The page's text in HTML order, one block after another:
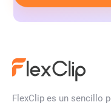
FlexClip es un sencillo